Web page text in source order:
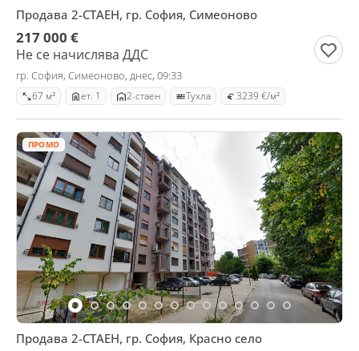
Продава 2-СТАЕН, гр. София, Симеоново
217 000 €
Не се начислява ДДС
гр. София, Симеоново, днес, 09:33
67 м² ет. 1 2-стаен Тухла 3239 €/м²
ПРОМО
Продава 2-СТАЕН, гр. София, Красно село